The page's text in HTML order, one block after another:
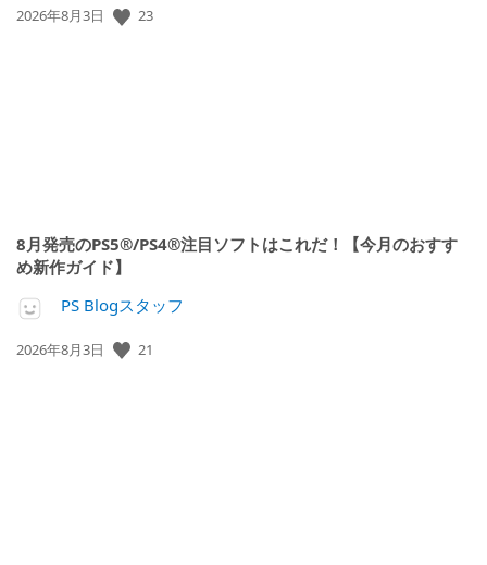
公
2026年8月3日 23
8月発売のPS5®/PS4®注目ソフトはこれだ！【今月のおすす
め新作ガイド】
PS Blogスタッフ
公
2026年8月3日 21